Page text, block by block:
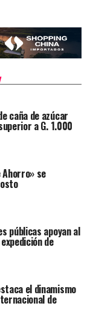
caña de azúcar
a G. 1.000
Ahorro» se
públicas apoyan al
de
el dinamismo
de